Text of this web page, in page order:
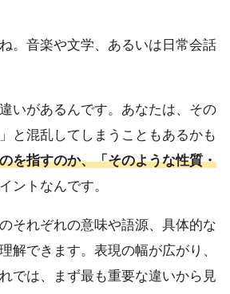
。音楽や文学、あるいは日常会話
いがあるんです。あなたは、その
と混乱してしまうこともあるかも
を指すのか、「そのような性質・
ントなんです。
それぞれの意味や語源、具体的な
解できます。表現の幅が広がり、
では、まず最も重要な違いから見